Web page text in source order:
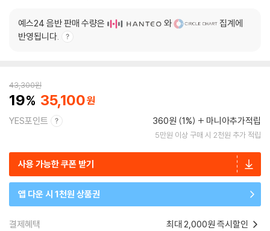
예스24 음반 판매 수량은 와
집계에
반영됩니다.
43,300원
19 35,100
YES포인트 360원 (1%) 마니아추가적립
5만원 이상 구매 시 2천원 추가 적립
사용 가능한 쿠폰 받기
앱 다운 시 1천원 상품권
결제혜택 최대 2,000원 즉시할인